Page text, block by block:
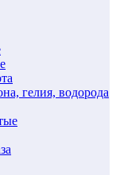
гелия, водорода